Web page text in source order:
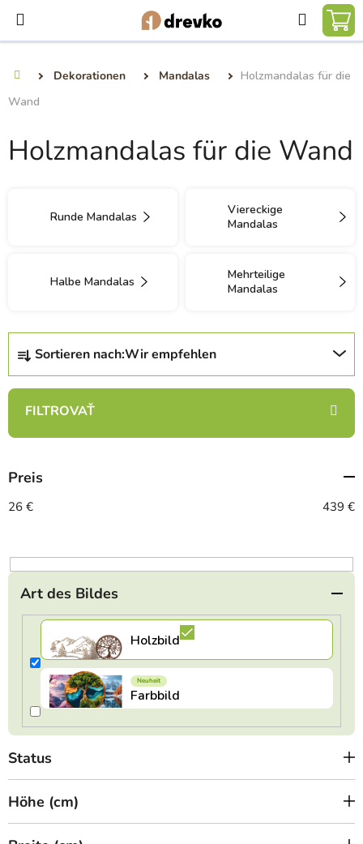
Inhalt
springen
Suchen
Dekorationen Mandalas
Holzmandalas für die
Wand
Holzmandalas für die Wand
Runde Mandalas
Viereckige
Mandalas
Halbe Mandalas
Mehrteilige
Mandalas
P
o
u
t
s
o
t
i
Sortieren nach:Wir empfehlen
Preis
26 € 439 €
Art des Bildes
Status
Höhe (cm)